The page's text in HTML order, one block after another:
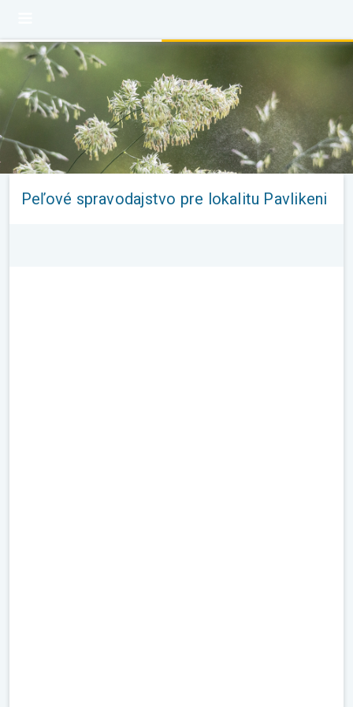
Peľové spravodajstvo pre lokalitu Pavlikeni